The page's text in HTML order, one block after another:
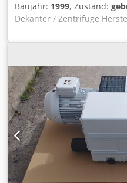
Baujahr: 1999, Zustand:
Dekanter / Zentrifuge
Hoechstzul. Drehzahl:
Trommel : ca. 552 mm
Motor: 2 E-Motoren,
nein Dsdjcbukropfx Aafeck
Dokumentation: ja
Betrieb: bis Anfang 2015